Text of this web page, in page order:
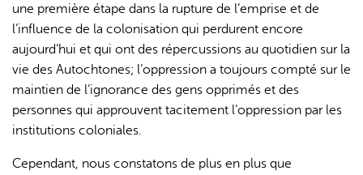
une première étape dans la rupture de l’emprise et de
l’influence de la colonisation qui perdurent encore
aujourd’hui et qui ont des répercussions au quotidien sur la
vie des Autochtones; l’oppression a toujours compté sur le
maintien de l’ignorance des gens opprimés et des
personnes qui approuvent tacitement l’oppression par les
institutions coloniales.
Cependant, nous constatons de plus en plus que